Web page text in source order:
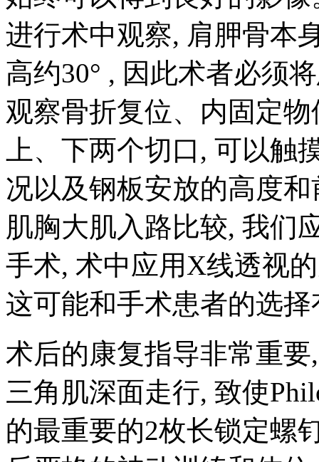
进行术中观察, 肩胛骨本
高约30° , 因此术者必须
观察骨折复位、内固定
上、下两个切口, 可以
况以及钢板安放的高度
肌胸大肌入路比较, 我们
手术, 术中应用X线透视
这可能和手术患者的选择
术后的康复指导非常重
三角肌深面走行, 致使
的最重要的2枚长锁定螺